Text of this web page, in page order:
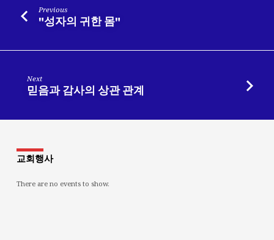
Previous
"성자의 귀한 몸"
Next
믿음과 감사의 상관 관계
교회행사
There are no events to show.